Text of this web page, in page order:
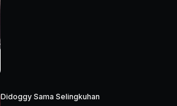
Didoggy Sama Selingkuhan